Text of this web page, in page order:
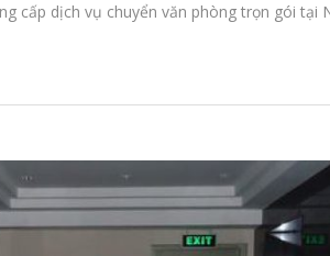
cấp dịch vụ chuyển văn phòng trọn gói tại